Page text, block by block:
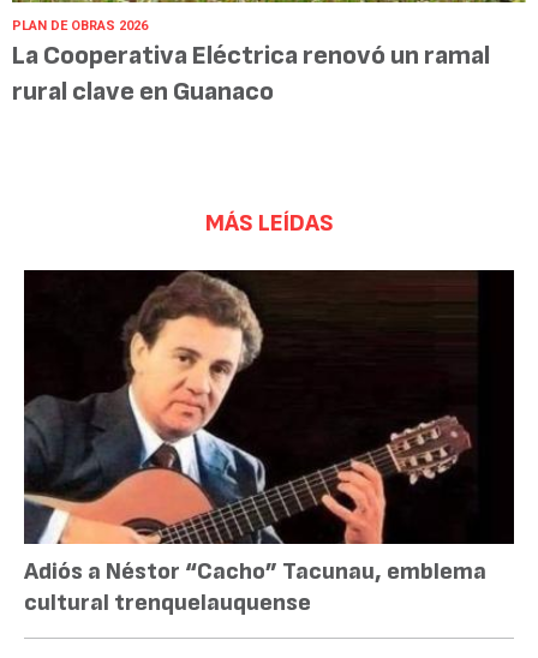
PLAN DE OBRAS 2026
La Cooperativa Eléctrica renovó un ramal
rural clave en Guanaco
MÁS LEÍDAS
Adiós a Néstor “Cacho” Tacunau, emblema
cultural trenquelauquense